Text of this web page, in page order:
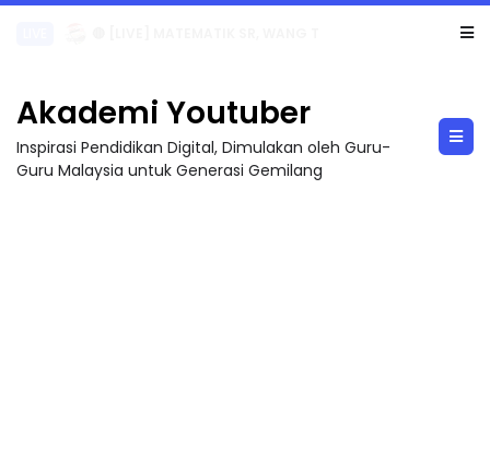
Akademi Youtuber
Inspirasi Pendidikan Digital, Dimulakan oleh Guru-
Guru Malaysia untuk Generasi Gemilang